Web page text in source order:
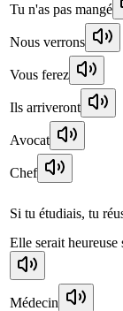
Tu n'as pas mangé
Nous verrons
Vous ferez
Ils arriveront
Avocat
Chef
Si tu étudiais, tu
Elle serait heureuse
Médecin